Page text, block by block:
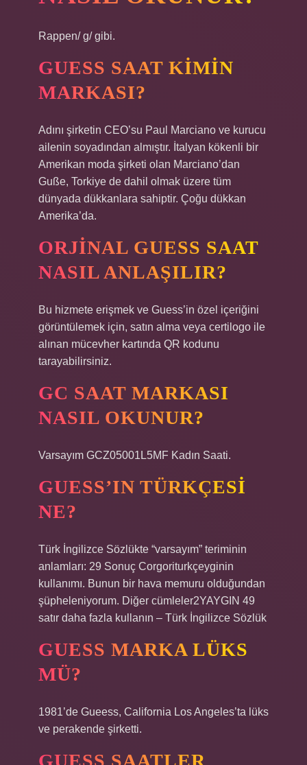
Rappen/ ɡ/ gibi.
GUESS SAAT KIMIN
MARKASI?
Adını şirketin CEO’su Paul Marciano ve kurucu
ailenin soyadından almıştır. İtalyan kökenli bir
Amerikan moda şirketi olan Marciano’dan
Guße, Torkiye de dahil olmak üzere tüm
dünyada dükkanlara sahiptir. Çoğu dükkan
Amerika’da.
ORJINAL GUESS SAAT
NASIL ANLAŞILIR?
Bu hizmete erişmek ve Guess’in özel içeriğini
görüntülemek için, satın alma veya certilogo ile
alınan mücevher kartında QR kodunu
tarayabilirsiniz.
GC SAAT MARKASI
NASIL OKUNUR?
Varsayım GCZ05001L5MF Kadın Saati.
GUESS’IN TÜRKÇESI
NE?
Türk İngilizce Sözlükte “varsayım” teriminin
anlamları: 29 Sonuç Corgoriturkçeyginin
kullanımı. Bunun bir hava memuru olduğundan
şüpheleniyorum. Diğer cümleler2YAYGIN 49
satır daha fazla kullanın – Türk İngilizce Sözlük
GUESS MARKA LÜKS
MÜ?
1981’de Gueess, California Los Angeles’ta lüks
ve perakende şirketti.
GUESS SAATLER